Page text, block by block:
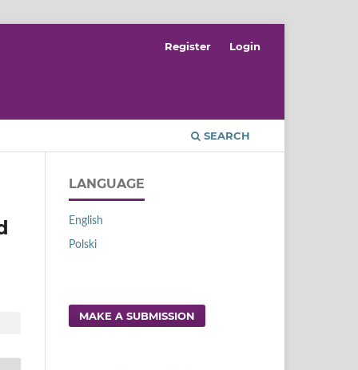
SEARCH
Register Login
LANGUAGE
English
Polski
MAKE A SUBMISSION